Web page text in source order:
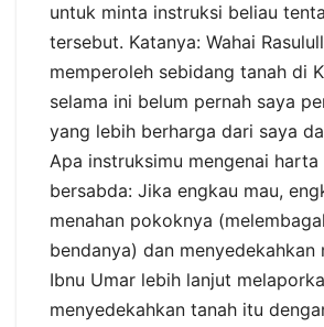
untuk minta instruksi beliau
tersebut. Katanya: Wahai
memperoleh sebidang tanah di
selama ini belum pernah saya
yang lebih berharga dari saya
Apa instruksimu mengenai harta
bersabda: Jika engkau mau,
menahan pokoknya
bendanya) dan menyedekahkan
Ibnu Umar lebih lanjut
menyedekahkan tanah itu